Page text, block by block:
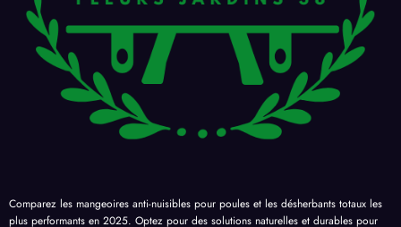
Comparez les mangeoires anti-nuisibles pour poules et les désherbants totaux les
plus performants en 2025. Optez pour des solutions naturelles et durables pour